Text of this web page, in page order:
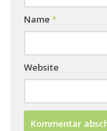
Name*
Website